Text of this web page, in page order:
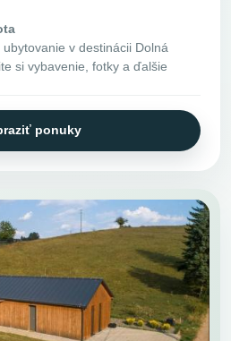
v destinácii Dolná
si vybavenie, fotky a ďalšie
ponuky